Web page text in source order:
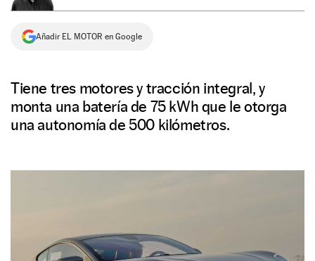
Añadir EL MOTOR en Google
Tiene tres motores y tracción integral, y
monta una batería de 75 kWh que le otorga
una autonomía de 500 kilómetros.